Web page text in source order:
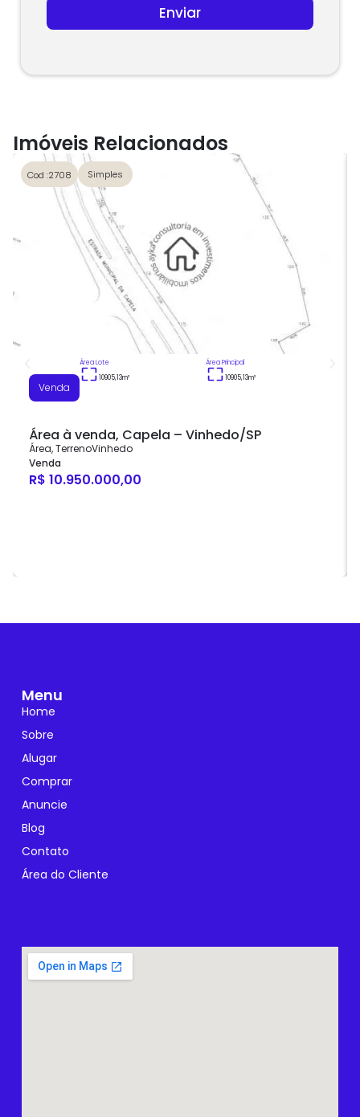
1
Enviar
Imóveis Relacionados
Cod :2708 Simples
Venda
Área Lote
10905,13m²
Área Principal
10905,13m²
Área à venda, Capela – Vinhedo/SP
Área,TerrenoVinhedo
Venda
R$ 10.950.000,00
Menu
Home
Sobre
Alugar
Comprar
Anuncie
Blog
Contato
Área do Cliente